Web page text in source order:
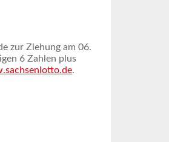
zur Ziehung am 06.
6 Zahlen plus
.